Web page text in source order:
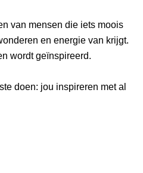
van mensen die iets moois
en energie van krijgt.
wordt geïnspireerd.
doen: jou inspireren met al